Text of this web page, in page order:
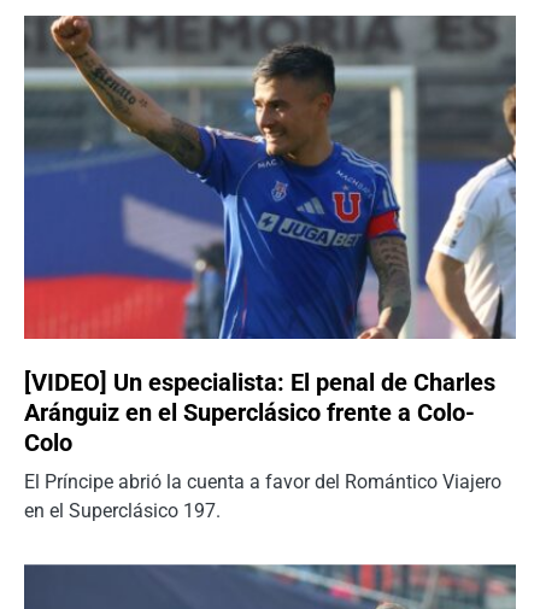
[VIDEO] Un especialista: El penal de Charles
Aránguiz en el Superclásico frente a Colo-
Colo
El Príncipe abrió la cuenta a favor del Romántico Viajero
en el Superclásico 197.